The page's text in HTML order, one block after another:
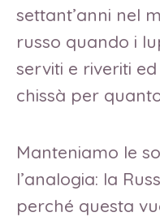
settant’anni nel
russo quando i
serviti e riveriti
chissà per
Manteniamo le
l’analogia: la
perché questa